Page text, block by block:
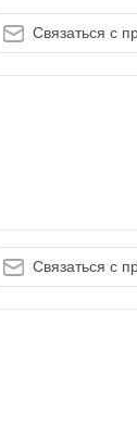
Связаться с
Связаться с